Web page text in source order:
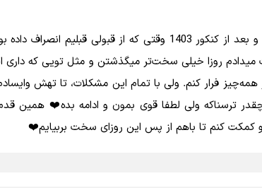
میدادم روزا خیلی سخت‌تر میگذشتن و مثل تویی که
فرار کنم. ولی با تمام این مشکلات، تا تهش
ولی لطفا قوی بمون و ادامه بده❤️ همین
کنم تا باهم از پس این روزای سخت بربیایم❤️